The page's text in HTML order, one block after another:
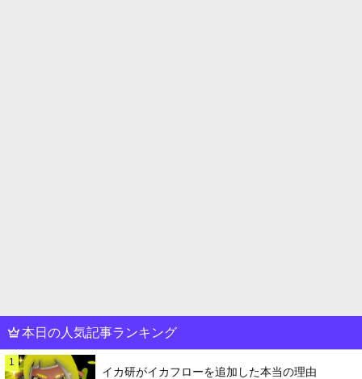
本日の人気記事ランキング
1
イカ研がイカフローを追加した本当の理由